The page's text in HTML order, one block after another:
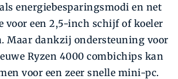
energiebesparingsmodi en net
voor een 2,5-inch schijf of koeler
Maar dankzij ondersteuning voor
Ryzen 4000 combichips kan
voor een zeer snelle mini-pc.